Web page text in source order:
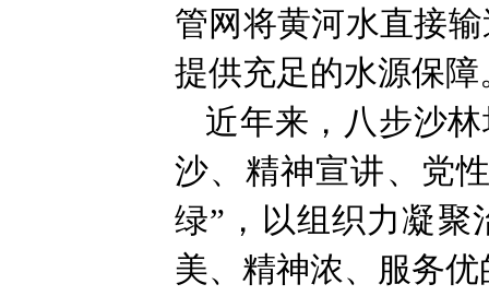
管网将黄河水直接
提供充足的水源保障
近年来，八步沙
沙、精神宣讲、党
绿”，以组织力凝聚
美、精神浓、服务